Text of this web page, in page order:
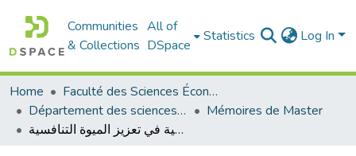
Communities
& Collections
All of
DSpace
Statistics Log In
Home
Faculté des Sciences Économiques Commerciales et des Sciences de Gestion
Département des sciences de gestion
Mémoires de Master
دور لإدارة الإستيراتيجية في تعزيز الميوة التنافسية